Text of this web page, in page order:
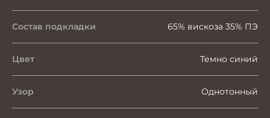
Состав подкладки 65% вискоза 35% ПЭ
Цвет Темно синий
Узор Однотонный